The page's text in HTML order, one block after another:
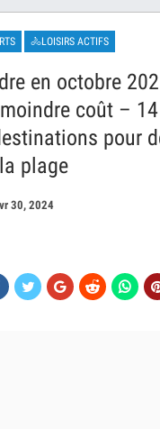
🚴LOISIRS ACTIFS
en octobre
coût – 14
pour
plage
30, 2024